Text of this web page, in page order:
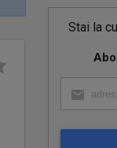
Stai la